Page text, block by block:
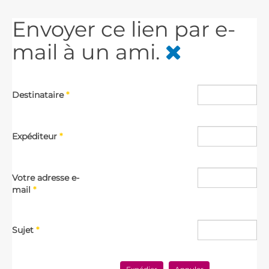
Envoyer ce lien par e-
mail à un ami.
Destinataire*
Expéditeur *
Votre adresse e-
mail *
Sujet *